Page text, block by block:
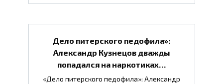
Дело питерского педофила»:
Александр Кузнецов дважды
попадался на наркотиках…
«Дело питерского педофила»: Александр